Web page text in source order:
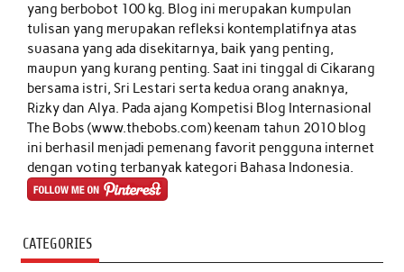
yang berbobot 100 kg. Blog ini merupakan kumpulan
tulisan yang merupakan refleksi kontemplatifnya atas
suasana yang ada disekitarnya, baik yang penting,
maupun yang kurang penting. Saat ini tinggal di Cikarang
bersama istri, Sri Lestari serta kedua orang anaknya,
Rizky dan Alya. Pada ajang Kompetisi Blog Internasional
The Bobs (www.thebobs.com) keenam tahun 2010 blog
ini berhasil menjadi pemenang favorit pengguna internet
dengan voting terbanyak kategori Bahasa Indonesia.
CATEGORIES